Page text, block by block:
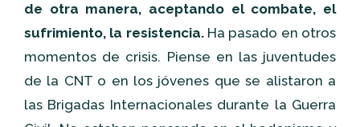
de otra manera, aceptando el combate, el
sufrimiento, la resistencia.Ha pasado en otros
momentos de crisis. Piense en las juventudes
de la CNT o en los jóvenes que se alistaron a
las Brigadas Internacionales durante la Guerra